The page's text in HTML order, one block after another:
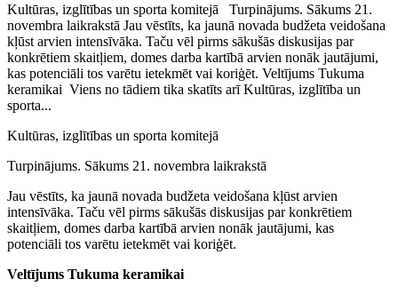
Kultūras, izglītības un sporta komitejā Turpinājums. Sākums 21.
novembra laikrakstā Jau vēstīts, ka jaunā novada budžeta veidošana
kļūst arvien intensīvāka. Taču vēl pirms sākušās diskusijas par
konkrētiem skaitļiem, domes darba kartībā arvien nonāk jautājumi,
kas potenciāli tos varētu ietekmēt vai koriģēt. Veltījums Tukuma
keramikai Viens no tādiem tika skatīts arī Kultūras, izglītība un
sporta...
Kultūras, izglītības un sporta komitejā
Turpinājums. Sākums 21. novembra laikrakstā
Jau vēstīts, ka jaunā novada budžeta veidošana kļūst arvien
intensīvāka. Taču vēl pirms sākušās diskusijas par konkrētiem
skaitļiem, domes darba kartībā arvien nonāk jautājumi, kas
potenciāli tos varētu ietekmēt vai koriģēt.
Veltījums Tukuma keramikai